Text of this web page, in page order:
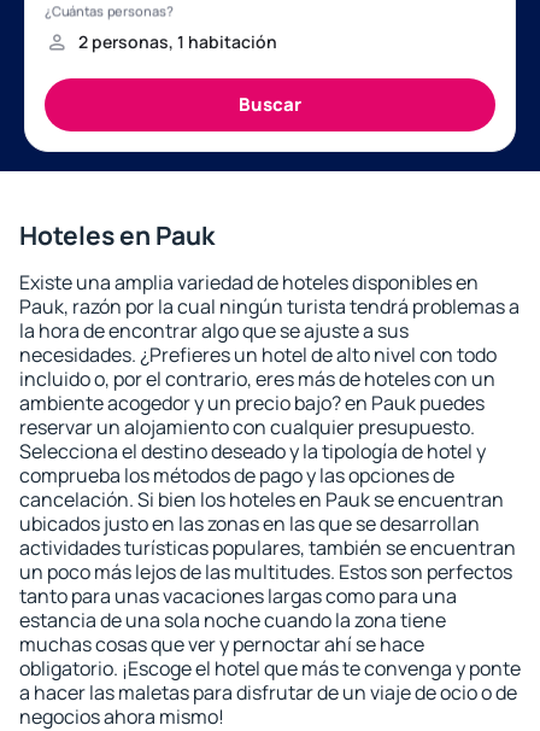
Hoteles en Pauk
Existe una amplia variedad de hoteles disponibles en
Pauk, razón por la cual ningún turista tendrá problemas a
la hora de encontrar algo que se ajuste a sus
necesidades. ¿Prefieres un hotel de alto nivel con todo
incluido o, por el contrario, eres más de hoteles con un
ambiente acogedor y un precio bajo? en Pauk puedes
reservar un alojamiento con cualquier presupuesto.
Selecciona el destino deseado y la tipología de hotel y
comprueba los métodos de pago y las opciones de
cancelación. Si bien los hoteles en Pauk se encuentran
ubicados justo en las zonas en las que se desarrollan
actividades turísticas populares, también se encuentran
un poco más lejos de las multitudes. Estos son perfectos
tanto para unas vacaciones largas como para una
estancia de una sola noche cuando la zona tiene
muchas cosas que ver y pernoctar ahí se hace
obligatorio. ¡Escoge el hotel que más te convenga y ponte
a hacer las maletas para disfrutar de un viaje de ocio o de
negocios ahora mismo!